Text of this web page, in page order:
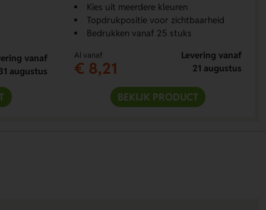
vanaf
augustus
Kies uit meerdere kleuren
Topdrukpositie voor zichtbaarheid
Bedrukken vanaf 25 stuks
Al vanaf
€ 8,21
Levering vanaf
21 augustus
BEKIJK PRODUCT